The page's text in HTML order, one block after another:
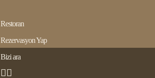
Restoran
Rezervasyon Yap
Bizi ara